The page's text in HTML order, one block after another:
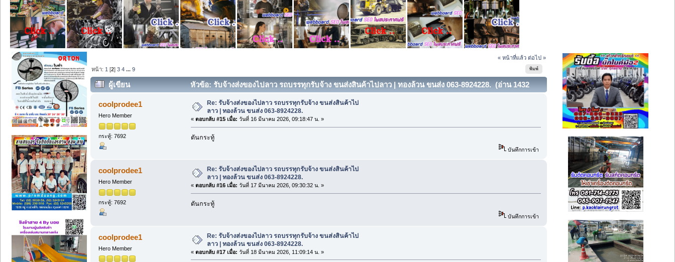
« หน้าที่แล้ว ต่อไป »
พิมพ์
หน้า: 1 [2]3 4 ...9
ผู้เขียน
หัวข้อ: รับจ้างส่งของไปลาว รถบรรทุกรับจ้าง ขนส่งสินค้าไปลาว | ทองล้วน ขนส่ง 063-8924228. (อ่าน 1432
coolprodee1
Hero Member
กระทู้: 7692
Re: รับจ้างส่งของไปลาว รถบรรทุกรับจ้าง ขนส่งสินค้าไป
ลาว | ทองล้วน ขนส่ง 063-8924228.
« ตอบกลับ #15 เมื่อ: วันที่ 16 มีนาคม 2026, 09:18:47 น. »
ดันกระทู้
บันทึกการเข้า
coolprodee1
Hero Member
กระทู้: 7692
Re: รับจ้างส่งของไปลาว รถบรรทุกรับจ้าง ขนส่งสินค้าไป
ลาว | ทองล้วน ขนส่ง 063-8924228.
« ตอบกลับ #16 เมื่อ: วันที่ 17 มีนาคม 2026, 09:30:32 น. »
ดันกระทู้
บันทึกการเข้า
coolprodee1
Hero Member
Re: รับจ้างส่งของไปลาว รถบรรทุกรับจ้าง ขนส่งสินค้าไป
ลาว | ทองล้วน ขนส่ง 063-8924228.
« ตอบกลับ #17 เมื่อ: วันที่ 18 มีนาคม 2026, 11:09:14 น. »